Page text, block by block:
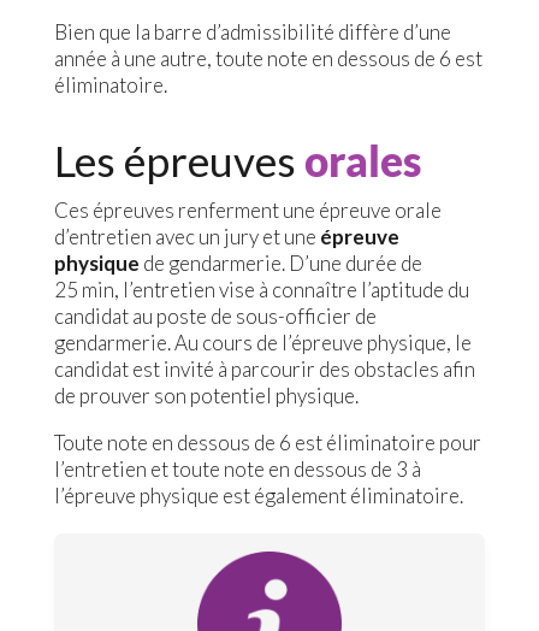
Bien que la barre d’admissibilité diffère d’une
année à une autre, toute note en dessous de 6 est
éliminatoire.
Les épreuves orales
Ces épreuves renferment une épreuve orale
d’entretien avec un jury et une épreuve
physique de gendarmerie. D’une durée de
25 min, l’entretien vise à connaître l’aptitude du
candidat au poste de sous-officier de
gendarmerie. Au cours de l’épreuve physique, le
candidat est invité à parcourir des obstacles afin
de prouver son potentiel physique.
Toute note en dessous de 6 est éliminatoire pour
l’entretien et toute note en dessous de 3 à
l’épreuve physique est également éliminatoire.